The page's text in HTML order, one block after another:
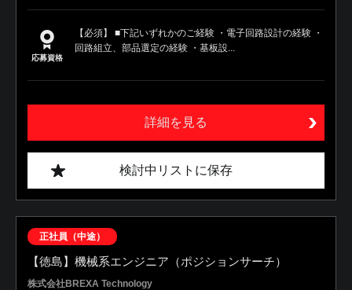
応募資格
【必須】 ■下記いずれかのご経験 ・電子回路設計の経験 ・
回路組立、部品選定の経験 ・基板設...
詳細を見る
検討中リストに保存
正社員（中途）
【徳島】機械系エンジニア（ポジションサーチ）
株式会社BREXA Technology